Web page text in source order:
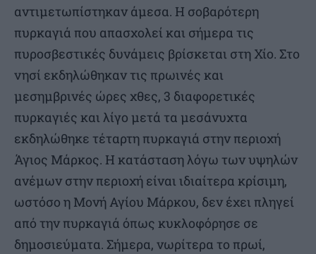
αντιμετωπίστηκαν άμεσα. Η σοβαρότερη
πυρκαγιά που απασχολεί και σήμερα τις
πυροσβεστικές δυνάμεις βρίσκεται στη Χίο. Στο
νησί εκδηλώθηκαν τις πρωινές και
μεσημβρινές ώρες χθες, 3 διαφορετικές
πυρκαγιές και λίγο μετά τα μεσάνυχτα
εκδηλώθηκε τέταρτη πυρκαγιά στην περιοχή
Άγιος Μάρκος. Η κατάσταση λόγω των υψηλών
ανέμων στην περιοχή είναι ιδιαίτερα κρίσιμη,
ωστόσο η Μονή Αγίου Μάρκου, δεν έχει πληγεί
από την πυρκαγιά όπως κυκλοφόρησε σε
δημοσιεύματα. Σήμερα, νωρίτερα το πρωί,